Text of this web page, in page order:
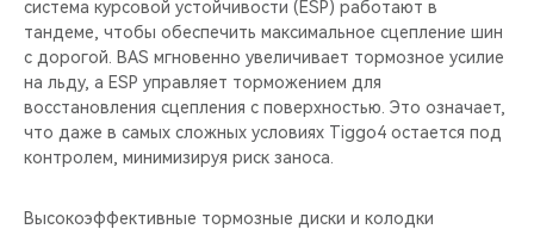
система курсовой устойчивости (ESP) работают в
тандеме, чтобы обеспечить максимальное сцепление шин
с дорогой. BAS мгновенно увеличивает тормозное усилие
на льду, а ESP управляет торможением для
восстановления сцепления с поверхностью. Это означает,
что даже в самых сложных условиях Tiggo4 остается под
контролем, минимизируя риск заноса.
Высокоэффективные тормозные диски и колодки